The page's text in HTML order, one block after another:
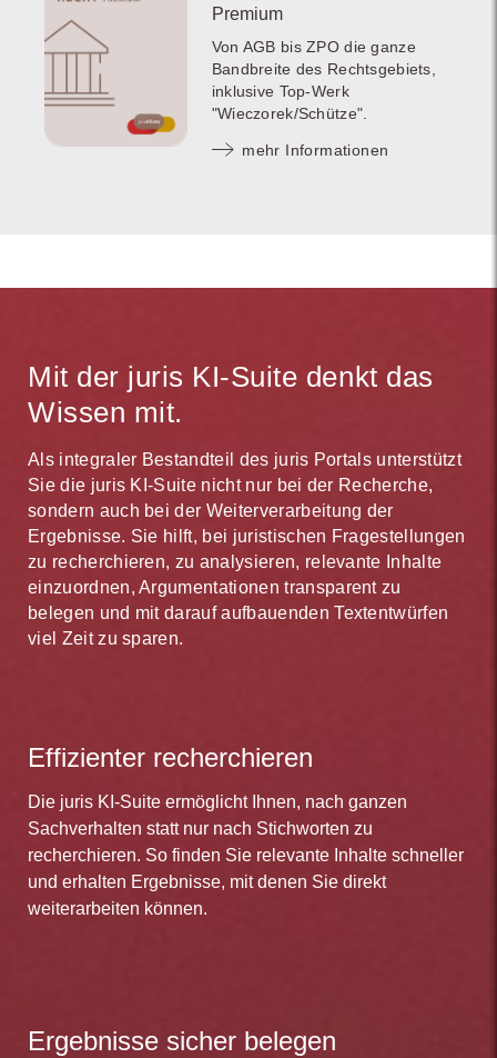
Premium
Von AGB bis ZPO die ganze
Bandbreite des Rechtsgebiets,
inklusive Top-Werk
"Wieczorek/Schütze".
mehr Informationen
Mit der juris KI-Suite denkt das
Wissen mit.
Als integraler Bestandteil des juris Portals unterstützt
Sie die juris KI-Suite nicht nur bei der Recherche,
sondern auch bei der Weiterverarbeitung der
Ergebnisse. Sie hilft, bei juristischen Fragestellungen
zu recherchieren, zu analysieren, relevante Inhalte
einzuordnen, Argumentationen transparent zu
belegen und mit darauf aufbauenden Textentwürfen
viel Zeit zu sparen.
Effizienter recherchieren
Die juris KI-Suite ermöglicht Ihnen, nach ganzen
Sachverhalten statt nur nach Stichworten zu
recherchieren. So finden Sie relevante Inhalte schneller
und erhalten Ergebnisse, mit denen Sie direkt
weiterarbeiten können.
Ergebnisse sicher belegen